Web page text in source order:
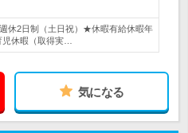
休2日制（土日祝）★休暇有給休暇年
休暇（取得実…
気になる